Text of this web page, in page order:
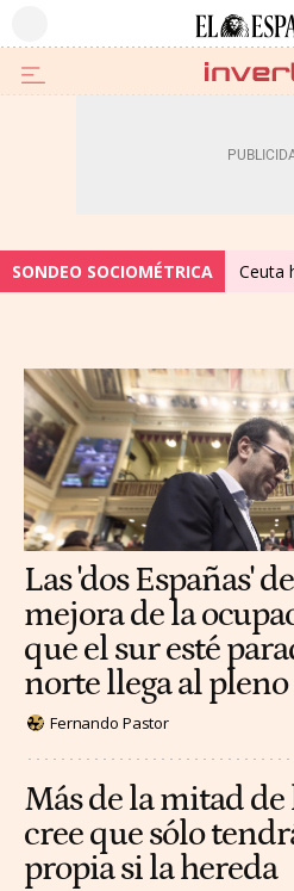
SONDEO SOCIOMÉTRICA Ceuta
Las 'dos Españas'
mejora de la
que el sur esté
norte llega al
Fernando Pastor
Más de la mitad de
cree que sólo
propia si la hereda